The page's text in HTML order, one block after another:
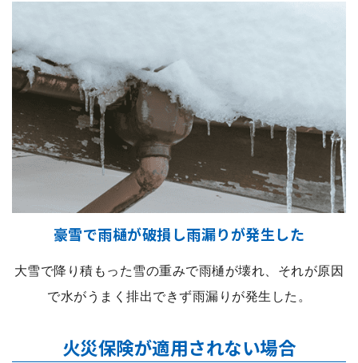
豪雪で雨樋が破損し雨漏りが発生した
大雪で降り積もった雪の重みで雨樋が壊れ、それが原因
で水がうまく排出できず雨漏りが発生した。
火災保険が適用されない場合